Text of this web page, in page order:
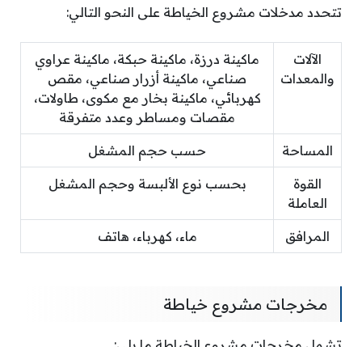
تتحدد مدخلات مشروع الخياطة على النحو التالي:
الآلات
والمعدات
ماكينة درزة، ماكينة حبكة، ماكينة عراوي
صناعي، ماكينة أزرار صناعي، مقص
كهربائي، ماكينة بخار مع مكوى، طاولات،
مقصات ومساطر وعدد متفرقة
المساحة حسب حجم المشغل
القوة
العاملة
بحسب نوع الألبسة وحجم المشغل
المرافق ماء، كهرباء، هاتف
مخرجات مشروع خياطة